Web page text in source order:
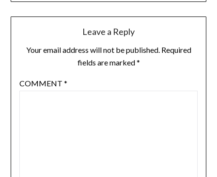
Leave a Reply
Your email address will not be published. Required
fields are marked*
COMMENT *